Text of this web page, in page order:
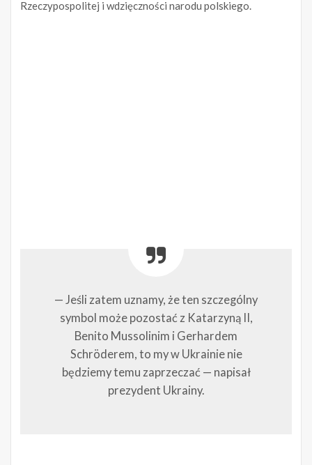
Rzeczypospolitej i wdzięczności narodu polskiego.
— Jeśli zatem uznamy, że ten szczególny
symbol może pozostać z Katarzyną II,
Benito Mussolinim i Gerhardem
Schröderem, to my w Ukrainie nie
będziemy temu zaprzeczać — napisał
prezydent Ukrainy.